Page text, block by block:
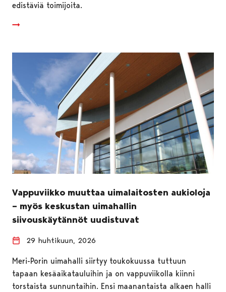
edistäviä toimijoita.
Vappuviikko muuttaa uimalaitosten aukioloja
– myös keskustan uimahallin
siivouskäytännöt uudistuvat
29 huhtikuun, 2026
Meri-Porin uimahalli siirtyy toukokuussa tuttuun
tapaan kesäaikatauluihin ja on vappuviikolla kiinni
torstaista sunnuntaihin. Ensi maanantaista alkaen halli